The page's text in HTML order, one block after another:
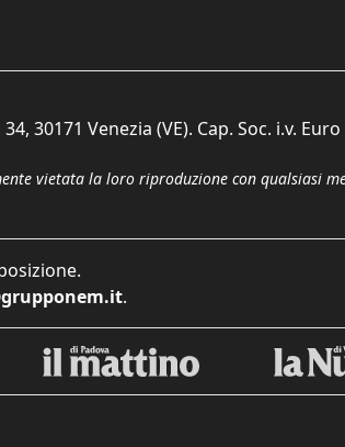
30171 Venezia (VE). Cap. Soc. i.v. Euro
vietata la loro riproduzione con qualsiasi
.